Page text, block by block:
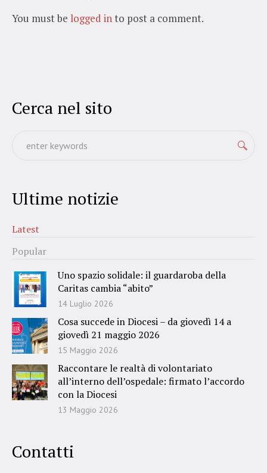
You must be logged in to post a comment.
Cerca nel sito
Ultime notizie
Latest
Popular
Uno spazio solidale: il guardaroba della
Caritas cambia “abito”
14 Luglio 2026
Cosa succede in Diocesi – da giovedì 14 a
giovedì 21 maggio 2026
15 Maggio 2026
Raccontare le realtà di volontariato
all’interno dell’ospedale: firmato l’accordo
con la Diocesi
13 Maggio 2026
Contatti